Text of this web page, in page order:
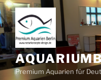
Zum
Inhalt
springen
Premium Aquarien für